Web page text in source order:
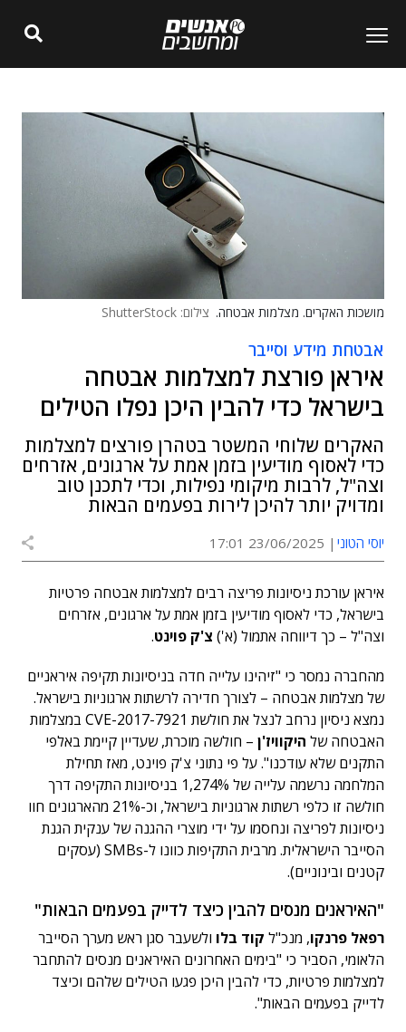
מושכות האקרים. מצלמות אבטחה. צילום: ShutterStock
אבטחת מידע וסייבר
איראן פורצת למצלמות אבטחה
בישראל כדי להבין היכן נפלו הטילים
האקרים שלוחי המשטר בטהרן פורצים למצלמות
כדי לאסוף מודיעין בזמן אמת על ארגונים, אזרחים
וצה"ל, לרבות מיקומי נפילות, וכדי לתכנן טוב
ומדויק יותר להיכן לירות בפעמים הבאות
יוסי הטוני 23/06/2025 17:01
איראן עורכת ניסיונות פריצה רבים למצלמות אבטחה פרטיות
בישראל, כדי לאסוף מודיעין בזמן אמת על ארגונים, אזרחים
וצה"ל – כך דיווחה אתמול (א') צ'ק פוינט.
מהחברה נמסר כי "זיהינו עלייה חדה בניסיונות תקיפה איראניים
של מצלמות אבטחה – לצורך חדירה לרשתות ארגוניות בישראל.
נמצא ניסיון נרחב לנצל את חולשת CVE-2017-7921 במצלמות
האבטחה של היקוויז'ן – חולשה מוכרת, שעדיין קיימת באלפי
התקנים שלא עודכנו". על פי נתוני צ'ק פוינט, מאז תחילת
המלחמה נרשמה עלייה של 1,274% בניסיונות התקיפה דרך
חולשה זו כלפי רשתות ארגוניות בישראל, וכ-21% מהארגונים חוו
ניסיונות לפריצה ונחסמו על ידי מוצרי ההגנה של ענקית הגנת
הסייבר הישראלית. מרבית התקיפות כוונו ל-SMBs (עסקים
קטנים ובינוניים).
"האיראנים מנסים להבין כיצד לדייק בפעמים הבאות"
רפאל פרנקו, מנכ"ל קוד בלו ולשעבר סגן ראש מערך הסייבר
הלאומי, הסביר כי "בימים האחרונים האיראנים מנסים להתחבר
למצלמות פרטיות, כדי להבין היכן פגעו הטילים שלהם וכיצד
לדייק בפעמים הבאות".